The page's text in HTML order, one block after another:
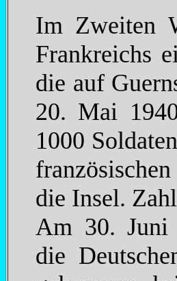
Im Zweiten
Frankreichs
die auf
20. Mai
1000
die Insel.
Am 30. Juni
die